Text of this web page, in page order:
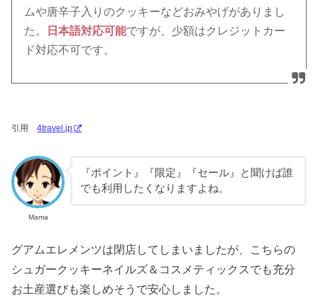
ムや唐辛子入りのクッキーなどおみやげがありまし
た。
日本語対応可能ですが、少額はクレジットカー
ド対応不可です。
引用4travel.jp
Mama
『ポイント』『限定』『セール』と聞けば誰
でも利用したくなりますよね。
グアムエレメンツは閉店してしまいましたが、こちらの
シュガークッキーネイルズ＆コスメティックスでも充分
お土産選びも楽しめそうで安心しました。